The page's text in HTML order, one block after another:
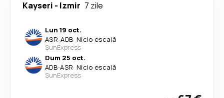
Kayseri - Izmir 7 zile
Lun 19 oct.
ASR-ADB· Nicio escală
SunExpress
Dum 25 oct.
ADB-ASR· Nicio escală
SunExpress